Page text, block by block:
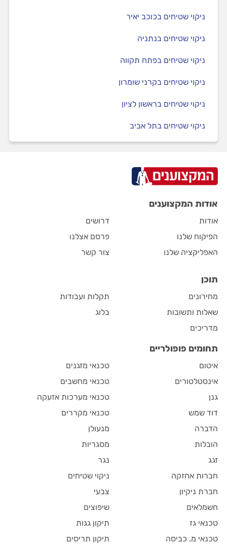
ניקוי שטיחים בכוכב יאיר
ניקוי שטיחים בנתניה
ניקוי שטיחים בפתח תקווה
ניקוי שטיחים בקרני שומרון
ניקוי שטיחים בראשון לציון
ניקוי שטיחים בתל אביב
אודות המקצוענים
אודות
הפיקוח שלנו
האפליקציה שלנו
דרושים
פרסם אצלנו
צור קשר
תוכן
מחירונים
שאלות ותשובות
מדריכים
תקלות ועבודות
בלוג
תחומים פופולריים
איטום
אינסטלטורים
גנן
דוד שמש
הדברה
הובלות
זגג
חברות אחזקה
חברת ניקיון
חשמלאים
טכנאי גז
טכנאי מ. כביסה
טכנאי מזגנים
טכנאי מחשבים
טכנאי מערכות אזעקה
טכנאי מקררים
מנעולן
מסגריות
נגר
ניקוי שטיחים
צבעי
שיפוצים
תיקון גגות
תיקון תריסים